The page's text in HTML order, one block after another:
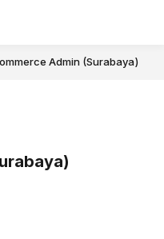
Admin (Surabaya)